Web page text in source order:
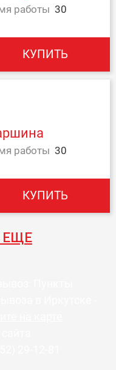
работы 30
КУПИТЬ
работы 30
КУПИТЬ
ЕЩЕ